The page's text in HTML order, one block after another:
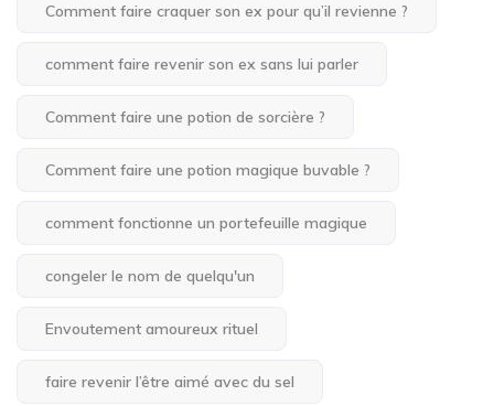
Comment faire craquer son ex pour qu’il revienne ?
comment faire revenir son ex sans lui parler
Comment faire une potion de sorcière ?
Comment faire une potion magique buvable ?
comment fonctionne un portefeuille magique
congeler le nom de quelqu'un
Envoutement amoureux rituel
faire revenir l’être aimé avec du sel